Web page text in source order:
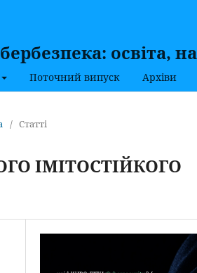
освіта,
Поточний випуск Архіви
/ Статті
ІМІТОСТІЙКОГО